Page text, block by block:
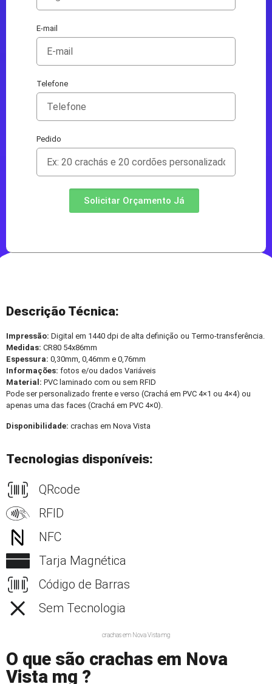
E-mail
Telefone
Pedido
Solicitar Orçamento Já
Descrição Técnica:
Impressão: Digital em 1440 dpi de alta definição ou Termo-transferência.
Medidas: CR80 54x86mm
Espessura: 0,30mm, 0,46mm e 0,76mm
Informações: fotos e/ou dados Variáveis
Material: PVC laminado com ou sem RFID
Pode ser personalizado frente e verso (Crachá em PVC 4×1 ou 4×4) ou
apenas uma das faces (Crachá em PVC 4×0).
Disponibilidade: crachas em Nova Vista
Tecnologias disponíveis:
QRcode
RFID
NFC
Tarja Magnética
Código de Barras
Sem Tecnologia
crachas em Nova Vista mg
O que são crachas em Nova
Vista mg ?